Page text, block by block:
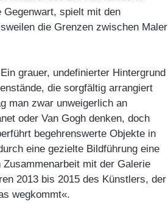
spielt mit den
die Grenzen zwischen Maler
grauer, undefinierter Hintergrund
die sorgfältig arrangiert
man zwar unweigerlich an
oder Van Gogh denken, doch
begehrenswerte Objekte in
eine gezielte Bildführung eine
mit der Galerie
2013 bis 2015 des Künstlers, der
wegkommt«.